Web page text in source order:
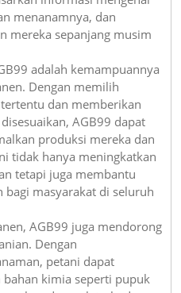
menanamnya, dan
mereka sepanjang musim
adalah kemampuannya
Dengan memilih
dan memberikan
AGB99 dapat
produksi mereka dan
tidak hanya meningkatkan
tetapi juga membantu
bagi masyarakat di seluruh
AGB99 juga mendorong
Dengan
petani dapat
kimia seperti pupuk